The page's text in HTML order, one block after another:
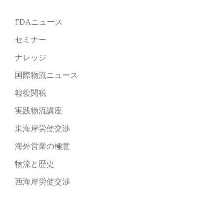
FDAニュース
セミナー
ナレッジ
国際物流ニュース
報復関税
実践物流講座
東海岸労使交渉
海外営業の極意
物流と歴史
西海岸労使交渉